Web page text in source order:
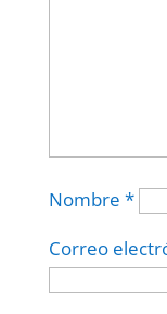
Nombre *
Correo